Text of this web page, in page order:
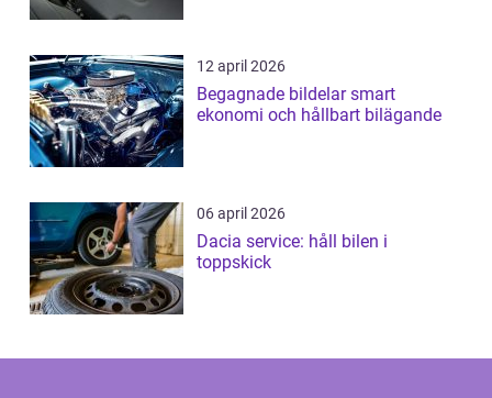
12 april 2026
Begagnade bildelar smart
ekonomi och hållbart bilägande
06 april 2026
Dacia service: håll bilen i
toppskick